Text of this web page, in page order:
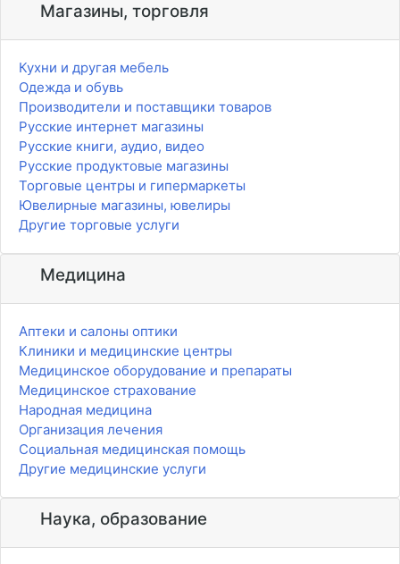
Магазины, торговля
Кухни и другая мебель
Одежда и обувь
Производители и поставщики товаров
Русские интернет магазины
Русские книги, аудио, видео
Русские продуктовые магазины
Торговые центры и гипермаркеты
Ювелирные магазины, ювелиры
Другие торговые услуги
Медицина
Аптеки и салоны оптики
Клиники и медицинские центры
Медицинское оборудование и препараты
Медицинское страхование
Народная медицина
Организация лечения
Социальная медицинская помощь
Другие медицинские услуги
Наука, образование